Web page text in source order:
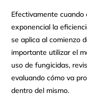
Efectivamente
exponencial la
se aplica al comienzo
importante utilizar el
uso de fungicidas,
evaluando cómo va
dentro del mismo.